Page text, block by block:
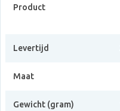
Product
Levertijd
Maat
Gewicht (gram)